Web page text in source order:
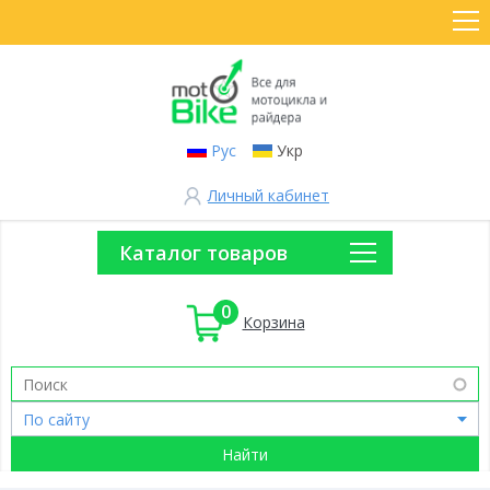
Рус Укр
Личный кабинет
Каталог товаров
0 Корзина